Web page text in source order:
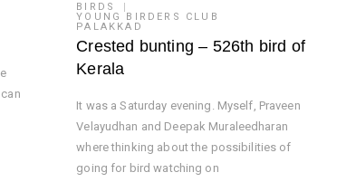
BIRDS
YOUNG BIRDERS CLUB
PALAKKAD
Crested bunting – 526th bird of
Kerala
It was a Saturday evening. Myself, Praveen
Velayudhan and Deepak Muraleedharan
where thinking about the possibilities of
going for bird watching on